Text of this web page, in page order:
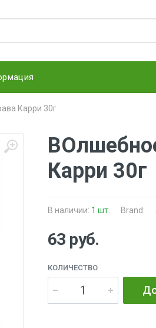
Карри 30г
Карри 30г
В наличии: 1 шт. Brand:
63 руб.
КОЛИЧЕСТВО